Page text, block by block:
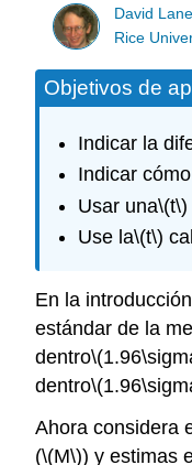
David Lane
Rice
Objetivos de
Indicar la
Indicar
Usar una\(t\)
Use la\(t\)
En la
estándar de la
dentro
dentro
Ahora considera
(\(M\)) y estimas